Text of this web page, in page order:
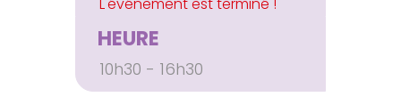
HEURE
10h30 - 16h30